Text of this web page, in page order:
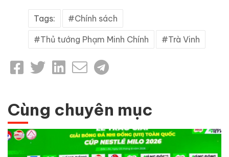
Tags: Chính sách
Thủ tướng Phạm Minh Chính Trà Vinh
Cùng chuyên mục